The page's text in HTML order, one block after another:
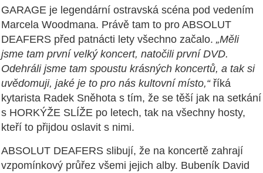
GARAGE je legendární ostravská scéna pod vedením
Marcela Woodmana. Právě tam to pro ABSOLUT
DEAFERS před patnácti lety všechno začalo. „Měli
jsme tam první velký koncert, natočili první DVD.
Odehráli jsme tam spoustu krásných koncertů, a tak si
uvědomuji, jaké je to pro nás kultovní místo,“říká
kytarista Radek Sněhota s tím, že se těší jak na setkání
s HORKÝŽE SLÍŽE po letech, tak na všechny hosty,
kteří to přijdou oslavit s nimi.
ABSOLUT DEAFERS slibují, že na koncertě zahrají
vzpomínkový průřez všemi jejich alby. Bubeník David